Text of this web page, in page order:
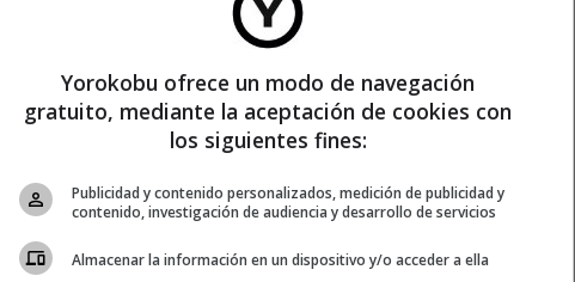
décadas son casi los mismos que se utilizan en la
detalles. Por ejemplo, que los departamentos de
La palabra quedó estigmatizada después de la
de relaciones públicas. Sin embargo, el
término originario. «Propaganda» es mucho más explícito y
más? No. El control social. Un fin para el que no se duda
Yorokobu ofrece un modo de navegación
gratuito, mediante la aceptación de cookies con
los siguientes fines:
Publicidad y contenido personalizados, medición de publicidad y
contenido, investigación de audiencia y desarrollo de servicios
Almacenar la información en un dispositivo y/o acceder a ella